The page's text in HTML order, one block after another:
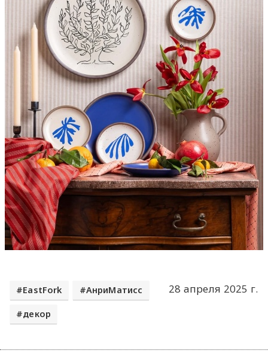
28 апреля 2025 г.
EastFork АнриМатисс
декор